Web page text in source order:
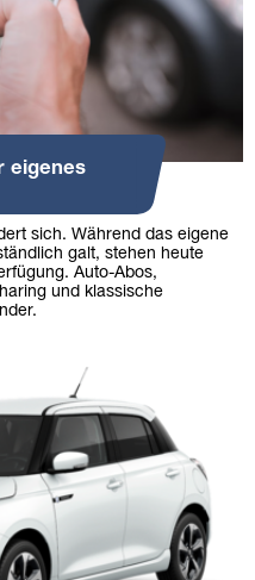
eigenes
sich. Während das eigene
galt, stehen heute
Auto-Abos,
und klassische